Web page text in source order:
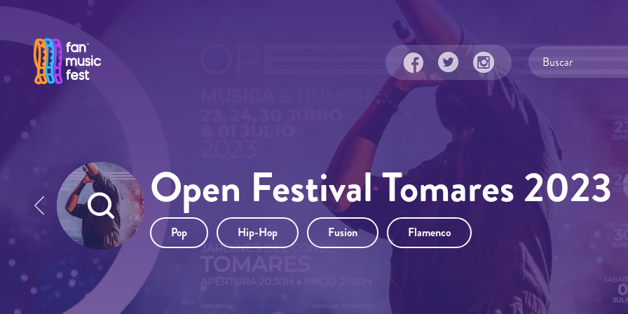
Pasar al contenido principal
Open Festival Tomares 2023
Pop Hip-Hop Fusion Flamenco